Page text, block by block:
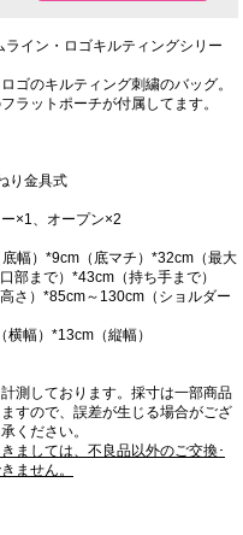
ライン・ロゴキルティングシリー
ゴのキルティング刺繍のバッグ。
ラットポーチが付属してます。
り金具式
ー×1、オープン×2
幅）*9cm（底マチ）*32cm（最大
部まで）*43cm（持ち手まで）
さ）*85cm～130cm（ショルダー
横幅）*13cm（縦幅）
測しております。採寸は一部商品
すので、誤差が生じる場合がござ
ください。
ましては、不良品以外のご交換･
ません。